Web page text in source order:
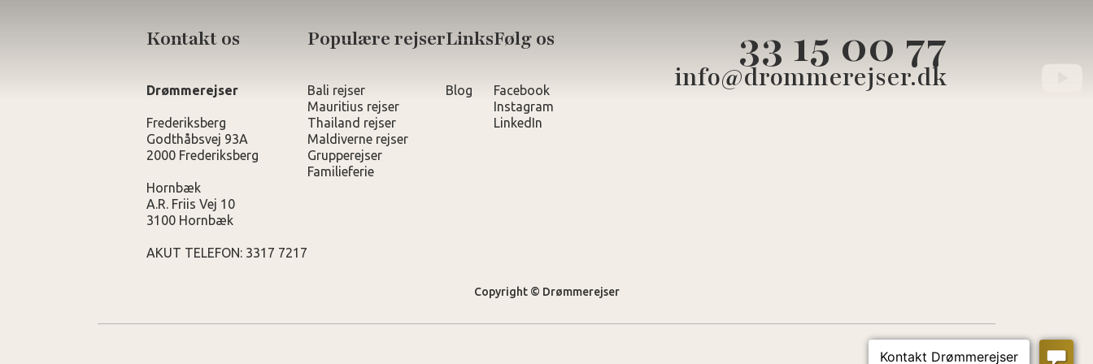
Kontakt os
Drømmerejser
Frederiksberg
Godthåbsvej 93A
2000 Frederiksberg
Hornbæk
A.R. Friis Vej 10
3100 Hornbæk
AKUT TELEFON: 3317 7217
Populære rejser
Bali rejser
Mauritius rejser
Thailand rejser
Maldiverne rejser
Grupperejser
Familieferie
Links
Blog
Følg os
Facebook
Instagram
LinkedIn
33 15 00 77
info@drommerejser.dk
Copyright © Drømmerejser